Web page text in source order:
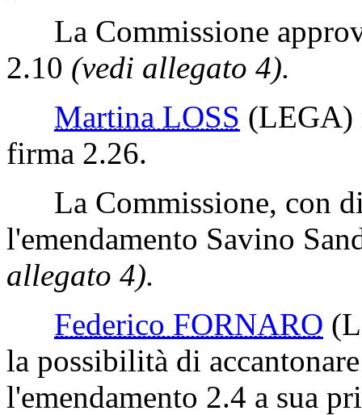
La Commissione
2.10 (vedi allegato 4).
Martina LOSS (LEGA)
firma 2.26.
La Commissione, con
l'emendamento Savino
allegato 4).
Federico FORNARO
la possibilità di
l'emendamento 2.4 a sua